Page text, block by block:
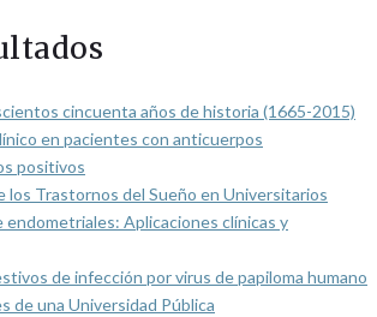
cincuenta años de historia (1665-2015)
en pacientes con anticuerpos
positivos
los Trastornos del Sueño en Universitarios
endometriales: Aplicaciones clínicas y
de infección por virus de papiloma humano
de una Universidad Pública